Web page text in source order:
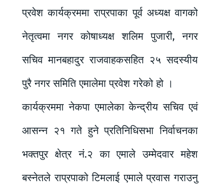
प्रवेश कार्यक्रममा राप्रपाका पूर्व अध्यक्ष वागको
नेतृत्वमा नगर कोषाध्यक्ष शलिम पुजारी, नगर
सचिव मानबहादुर राजवाहकसहित २५ सदस्यीय
पुरै नगर समिति एमालेमा प्रवेश गरेको हो ।
कार्यक्रममा नेकपा एमालेका केन्द्रीय सचिव एवं
आसन्न २१ गते हुने प्रतिनिधिसभा निर्वाचनका
भक्तपुर क्षेत्र नं.२ का एमाले उम्मेदवार महेश
बस्नेतले राप्रपाको टिमलाई एमाले प्रवास गराउनु